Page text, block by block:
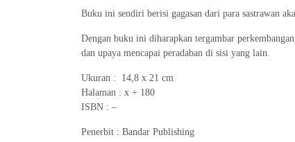
Buku ini sendiri berisi gagasan dari para sastrawan
Dengan buku ini diharapkan tergambar
dan upaya mencapai peradaban di sisi yang lain.
Ukuran : 14,8 x 21 cm
Halaman : x + 180
ISBN : –
Penerbit : Bandar Publishing